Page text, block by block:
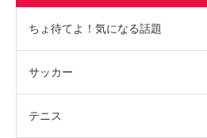
ちょ待てよ！気になる話題
サッカー
テニス